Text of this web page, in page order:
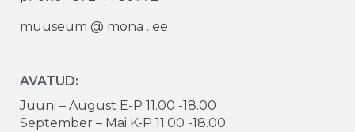
muuseum @ mona . ee
AVATUD:
Juuni – August E-P 11.00 -18.00
September – Mai K-P 11.00 -18.00